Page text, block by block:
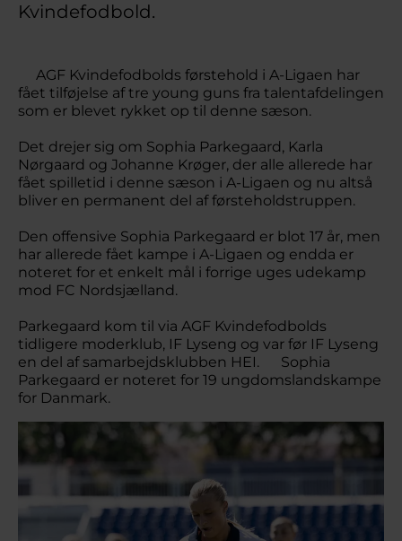
Kvindefodbold.
AGF Kvindefodbolds førstehold i A-Ligaen har
fået tilføjelse af tre young guns fra talentafdelingen
som er blevet rykket op til denne sæson.
Det drejer sig om Sophia Parkegaard, Karla
Nørgaard og Johanne Krøger, der alle allerede har
fået spilletid i denne sæson i A-Ligaen og nu altså
bliver en permanent del af førsteholdstruppen.
Den offensive Sophia Parkegaard er blot 17 år, men
har allerede fået kampe i A-Ligaen og endda er
noteret for et enkelt mål i forrige uges udekamp
mod FC Nordsjælland.
Parkegaard kom til via AGF Kvindefodbolds
tidligere moderklub, IF Lyseng og var før IF Lyseng
en del af samarbejdsklubben HEI. Sophia
Parkegaard er noteret for 19 ungdomslandskampe
for Danmark.